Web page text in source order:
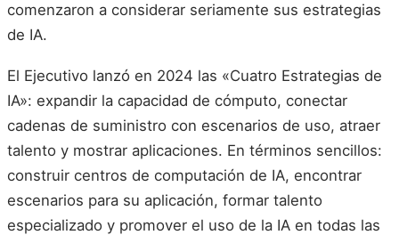
comenzaron a considerar seriamente sus estrategias
de IA.
El Ejecutivo lanzó en 2024 las «Cuatro Estrategias de
IA»: expandir la capacidad de cómputo, conectar
cadenas de suministro con escenarios de uso, atraer
talento y mostrar aplicaciones. En términos sencillos:
construir centros de computación de IA, encontrar
escenarios para su aplicación, formar talento
especializado y promover el uso de la IA en todas las